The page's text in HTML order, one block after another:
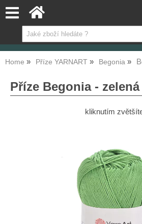
Home Příze YARNART Begonia
Příze Begonia - zelená
kliknutím